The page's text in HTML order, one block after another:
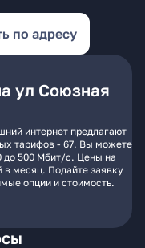
по адресу
ул Союзная
интернет предлагают
тарифов - 67. Вы можете
до 500 Мбит/с. Цены на
в месяц. Подайте заявку
опции и стоимость.